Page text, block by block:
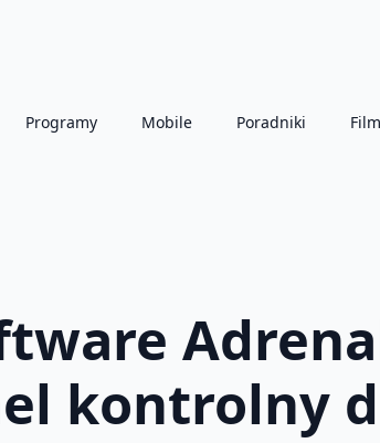
Programy Mobile Poradniki
kontrolny